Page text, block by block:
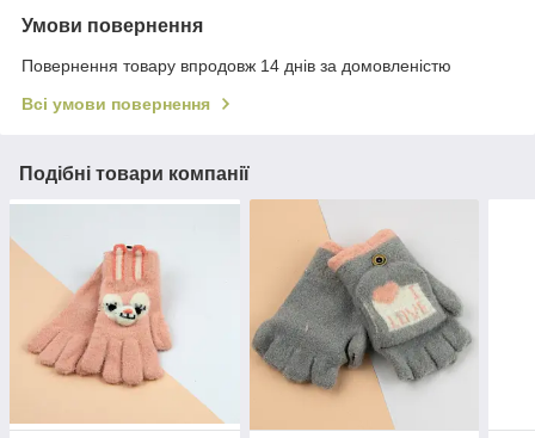
Умови повернення
Повернення товару впродовж 14 днів за домовленістю
Всі умови повернення
Подібні товари компанії